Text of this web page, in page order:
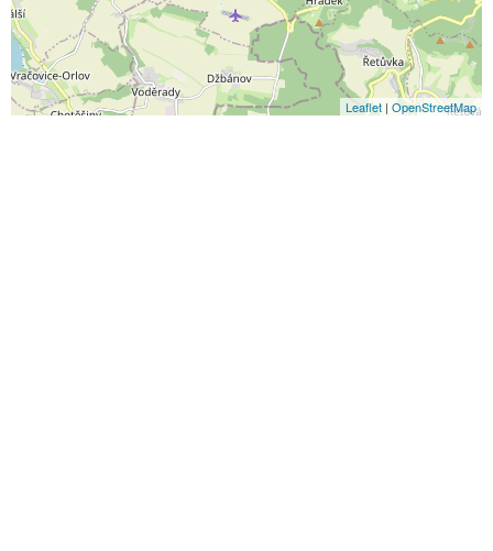
Leaflet | OpenStreetMap